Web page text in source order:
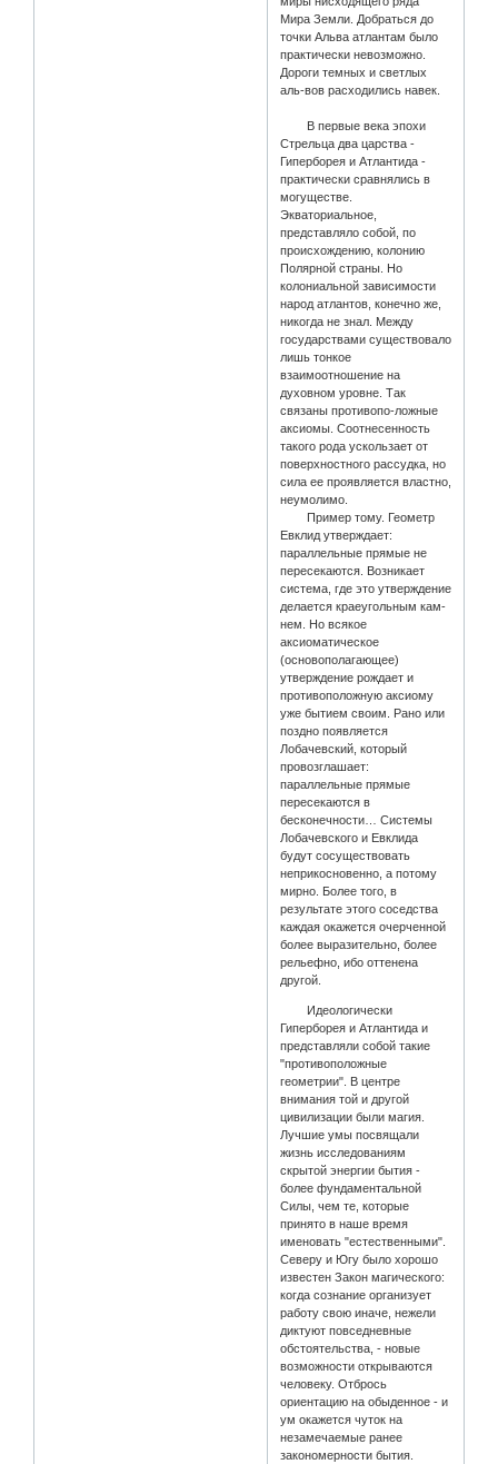
Мира Земли. Добраться до
точки Альва атлантам было
практически невозможно.
Дороги темных и светлых
аль-вов расходились навек.
В первые века эпохи
Стрельца два царства -
Гиперборея и Атлантида -
практически сравнялись в
могуществе.
Экваториальное,
представляло собой, по
происхождению, колонию
Полярной страны. Но
колониальной зависимости
народ атлантов, конечно же,
никогда не знал. Между
государствами существовало
лишь тонкое
взаимоотношение на
духовном уровне. Так
связаны противопо-ложные
аксиомы. Соотнесенность
такого рода ускользает от
поверхностного рассудка, но
сила ее проявляется властно,
неумолимо.
Пример тому. Геометр
Евклид утверждает:
параллельные прямые не
пересекаются. Возникает
система, где это утверждение
делается краеугольным кам-
нем. Но всякое
аксиоматическое
(основополагающее)
утверждение рождает и
противоположную аксиому
уже бытием своим. Рано или
поздно появляется
Лобачевский, который
провозглашает:
параллельные прямые
пересекаются в
бесконечности… Системы
Лобачевского и Евклида
будут сосуществовать
неприкосновенно, а потому
мирно. Более того, в
результате этого соседства
каждая окажется очерченной
более выразительно, более
рельефно, ибо оттенена
другой.
Идеологически
Гиперборея и Атлантида и
представляли собой такие
"противоположные
геометрии". В центре
внимания той и другой
цивилизации были магия.
Лучшие умы посвящали
жизнь исследованиям
скрытой энергии бытия -
более фундаментальной
Силы, чем те, которые
принято в наше время
именовать "естественными".
Северу и Югу было хорошо
известен Закон магического:
когда сознание организует
работу свою иначе, нежели
диктуют повседневные
обстоятельства, - новые
возможности открываются
человеку. Отбрось
ориентацию на обыденное - и
ум окажется чуток на
незамечаемые ранее
закономерности бытия.